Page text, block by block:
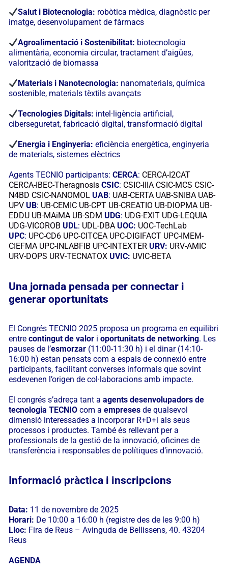
Salut i Biotecnologia: robòtica mèdica, diagnòstic per
imatge, desenvolupament de fàrmacs
Agroalimentació i Sostenibilitat: biotecnologia
alimentària, economia circular, tractament d’aigües,
valorització de biomassa
Materials i Nanotecnologia: nanomaterials, química
sostenible, materials tèxtils avançats
Tecnologies Digitals: intel·ligència artificial,
ciberseguretat, fabricació digital, transformació digital
Energia i Enginyeria: eficiència energètica, enginyeria
de materials, sistemes elèctrics
Agents TECNIO participants:CERCA: CERCA-I2CAT
CERCA-IBEC-Theragnosis CSIC: CSIC-IIIA CSIC-MCS CSIC-
N4BD CSIC-NANOMOL UAB: UAB-CERTA UAB-SNIBA UAB-
UPV UB: UB-CEMIC UB-CPT UB-CREATIO UB-DIOPMA UB-
EDDU UB-MAiMA UB-SDM UDG: UDG-EXIT UDG-LEQUIA
UDG-VICOROB UDL: UDL-DBA UOC: UOC-TechLab
UPC: UPC-CD6 UPC-CITCEA UPC-DIGIFACT UPC-IMEM-
CIEFMA UPC-INLABFIB UPC-INTEXTER URV: URV-AMIC
URV-DOPS URV-TECNATOX UVIC: UVIC-BETA
Una jornada pensada per connectar i
generar oportunitats
El Congrés TECNIO 2025 proposa un programa en equilibri
entrecontingut de valor ioportunitats de networking. Les
pauses de l’esmorzar (11:00-11:30 h) i el dinar (14:10-
16:00 h) estan pensats com a espais de connexió entre
participants, facilitant converses informals que sovint
esdevenen l’origen de col·laboracions amb impacte.
El congrés s’adreça tant aagents desenvolupadors de
tecnologia TECNIO com aempreses de qualsevol
dimensió interessades a incorporar R+D+i als seus
processos i productes. També és rellevant per a
professionals de la gestió de la innovació, oficines de
transferència i responsables de polítiques d’innovació.
Informació pràctica i inscripcions
Data: 11 de novembre de 2025
Horari: De 10:00 a 16:00 h (registre des de les 9:00 h)
Lloc: Fira de Reus – Avinguda de Bellissens, 40. 43204
Reus
AGENDA